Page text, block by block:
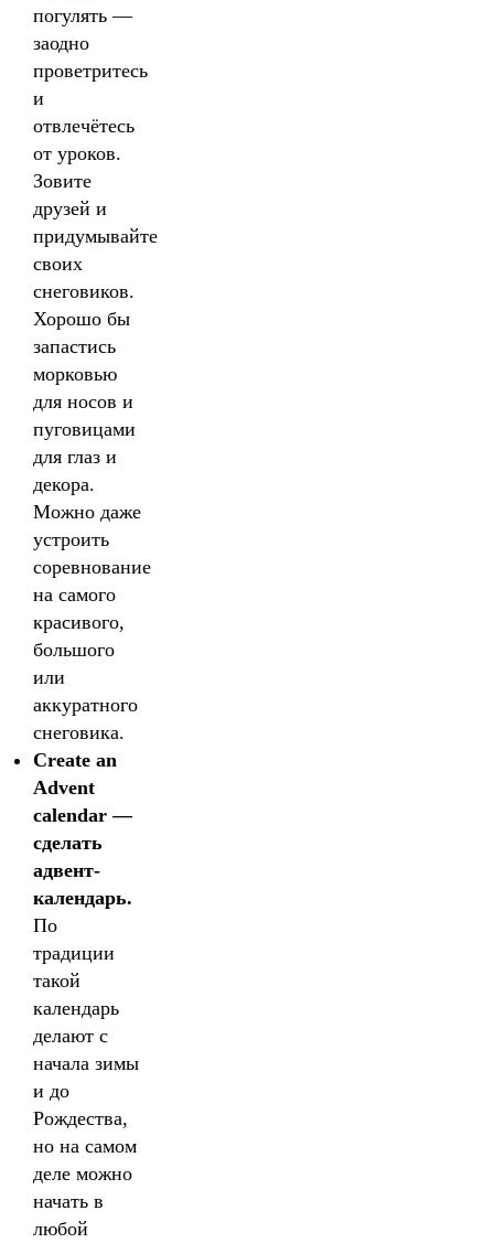
погулять —
заодно
проветритесь
и
отвлечётесь
от уроков.
Зовите
друзей и
придумывайте
своих
снеговиков.
Хорошо бы
запастись
морковью
для носов и
пуговицами
для глаз и
декора.
Можно даже
устроить
соревнование
на самого
красивого,
большого
или
аккуратного
снеговика.
Create an
Advent
calendar —
сделать
адвент-
календарь.
По
традиции
такой
календарь
делают с
начала зимы
и до
Рождества,
но на самом
деле можно
начать в
любой